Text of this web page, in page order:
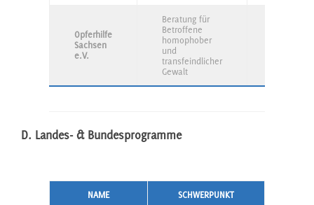
Opferhilfe
Sachsen
e.V.
Beratung für
Betroffene
homophober
und
transfeindlicher
Gewalt
D. Landes- & Bundesprogramme
NAME SCHWERPUNKT